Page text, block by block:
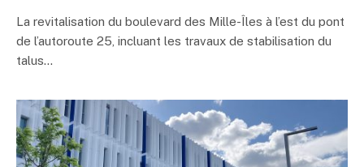
La revitalisation du boulevard des Mille-Îles à l’est du pont
de l’autoroute 25, incluant les travaux de stabilisation du
talus…